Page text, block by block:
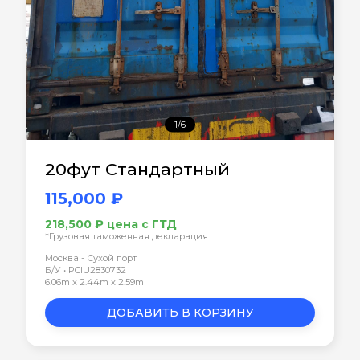
1/6
20фут Стандартный
115,000 ₽
218,500 ₽ цена с ГТД
*Грузовая таможенная декларация
Москва - Сухой порт
Б/У • PCIU2830732
6.06m x 2.44m x 2.59m
ДОБАВИТЬ В КОРЗИНУ